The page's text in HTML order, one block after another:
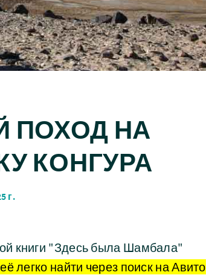
ПОХОД НА
КОНГУРА
г.
книги "Здесь была Шамбала"
легко найти через поиск на Авито